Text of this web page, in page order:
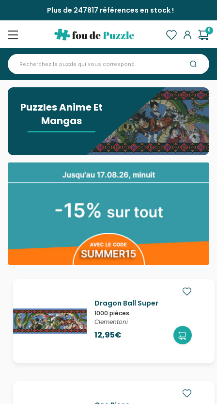
Plus de 247817 références en stock !
0
Puzzles Anime Et
Mangas
Dragon Ball Super
1000 pièces
Clementoni
12,95€